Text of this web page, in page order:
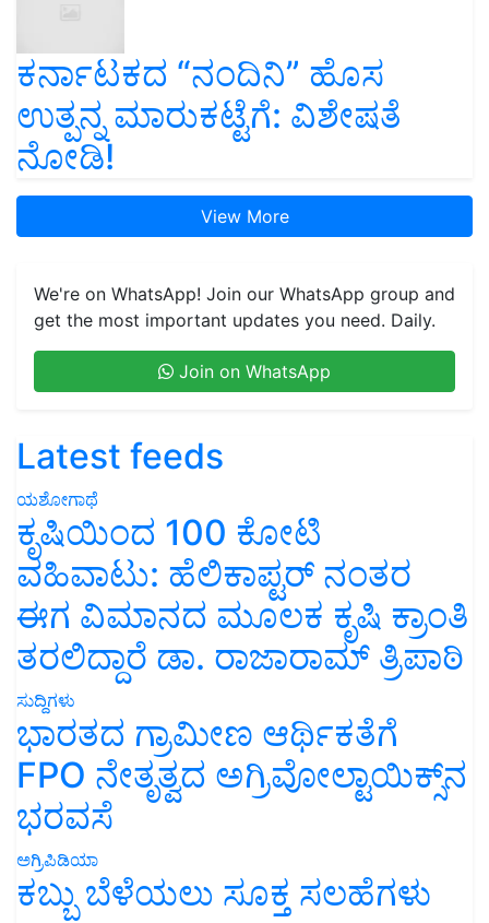
ಕರ್ನಾಟಕದ “ನಂದಿನಿ” ಹೊಸ
ಉತ್ಪನ್ನ ಮಾರುಕಟ್ಟೆಗೆ: ವಿಶೇಷತೆ
ನೋಡಿ!
View More
We're on WhatsApp! Join our WhatsApp group and
get the most important updates you need. Daily.
Join on WhatsApp
Latest feeds
ಯಶೋಗಾಥೆ
ಕೃಷಿಯಿಂದ 100 ಕೋಟಿ
ವಹಿವಾಟು: ಹೆಲಿಕಾಪ್ಟರ್ ನಂತರ
ಈಗ ವಿಮಾನದ ಮೂಲಕ ಕೃಷಿ ಕ್ರಾಂತಿ
ತರಲಿದ್ದಾರೆ ಡಾ. ರಾಜಾರಾಮ್ ತ್ರಿಪಾಠಿ
ಸುದ್ದಿಗಳು
ಭಾರತದ ಗ್ರಾಮೀಣ ಆರ್ಥಿಕತೆಗೆ
FPO ನೇತೃತ್ವದ ಅಗ್ರಿವೋಲ್ಟಾಯಿಕ್ಸ್‌ನ
ಭರವಸೆ
ಅಗ್ರಿಪಿಡಿಯಾ
ಕಬ್ಬು ಬೆಳೆಯಲು ಸೂಕ್ತ ಸಲಹೆಗಳು